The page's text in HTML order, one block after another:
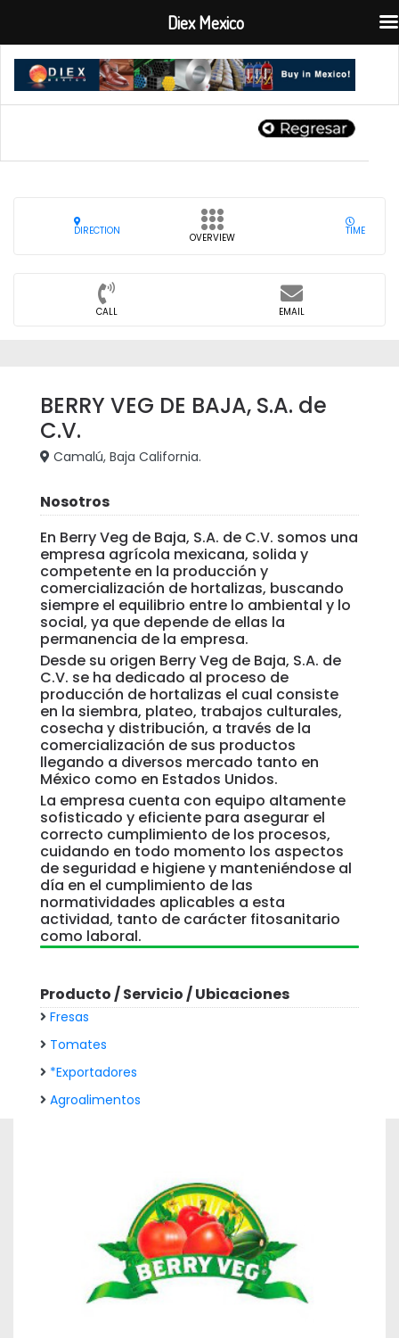
DIRECTION
OVERVIEW
TIME
CALL EMAIL
BERRY VEG DE BAJA, S.A. de
C.V.
Camalú, Baja California.
Nosotros
En Berry Veg de Baja, S.A. de C.V. somos una
empresa agrícola mexicana, solida y
competente en la producción y
comercialización de hortalizas, buscando
siempre el equilibrio entre lo ambiental y lo
social, ya que depende de ellas la
permanencia de la empresa.
Desde su origen Berry Veg de Baja, S.A. de
C.V. se ha dedicado al proceso de
producción de hortalizas el cual consiste
en la siembra, plateo, trabajos culturales,
cosecha y distribución, a través de la
comercialización de sus productos
llegando a diversos mercado tanto en
México como en Estados Unidos.
La empresa cuenta con equipo altamente
sofisticado y eficiente para asegurar el
correcto cumplimiento de los procesos,
cuidando en todo momento los aspectos
de seguridad e higiene y manteniéndose al
día en el cumplimiento de las
normatividades aplicables a esta
actividad, tanto de carácter fitosanitario
como laboral.
Producto / Servicio / Ubicaciones
Fresas
Tomates
*Exportadores
Agroalimentos
Diex Mexico